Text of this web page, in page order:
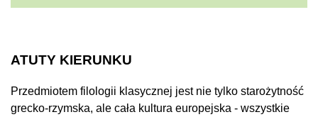
ATUTY KIERUNKU
Przedmiotem filologii klasycznej jest nie tylko starożytność
grecko-rzymska, ale cała kultura europejska - wszystkie